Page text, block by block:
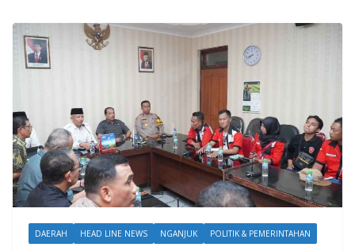
DAERAH HEAD LINE NEWS NGANJUK POLITIK & PEMERINTAHAN